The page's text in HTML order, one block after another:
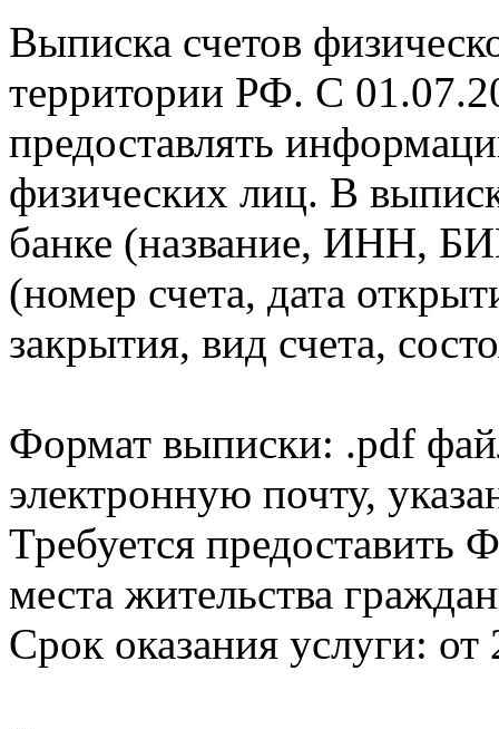
Выписка счетов
территории РФ. С
предоставлять
физических лиц. В
банке (название, ИНН,
(номер счета, дата
закрытия, вид счета,
Формат выписки: .pdf
электронную почту,
Требуется
места жительства
Срок оказания услуги: от